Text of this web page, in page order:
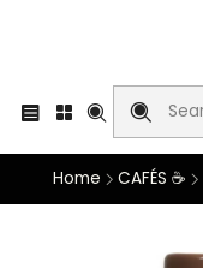
Home CAFÉS ☕